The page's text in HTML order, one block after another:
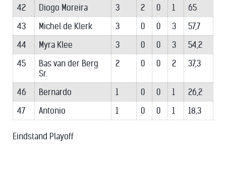
42 Diogo Moreira 3 2 0 1
65
43
Michel de Klerk 3 0 0 3
57,7
44
Myra Klee 3 0 0 3
54,2
45
Bas van der Berg
Sr.
2 0 0 2 37,3
46 Bernardo 1 0 0 1
26,2
47
Antonio 1 0 0 1 18,3
Eindstand Playoff